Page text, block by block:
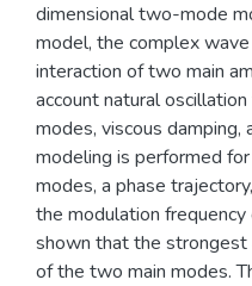
dimensional two-mode
model, the complex
interaction of two main
account natural
modes, viscous damping,
modeling is performed
modes, a phase
the modulation
shown that the strongest
of the two main modes.